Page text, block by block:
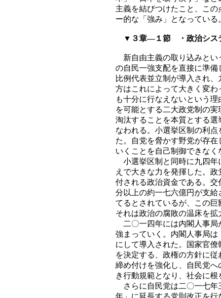
主義を結びつけたこと、こ
ー的な「強み」となっている
▼３章―１節 ・政治シス
新自由主義の取り込みとい
の自民一強支配を直接に準
比例代表並立制が導入され
方はこれによって大きく変
も十分に行なえないという
を可能とする二大政党制の
淘汰することを本質とする
なわれる。小選挙区制の利
た。自党を脅かす野党が存
いくことを自己制御できなく
小選挙区制と同時に九四年
えで大きな力を発揮した。
付される政治資金である。
分以上の約一七六億円が支
てるとされているが、この
それは政治の腐敗の温床を拡
二〇一四年には内閣人事局
強まっていく。内閣人事局
にして導入された。国家官
を決定する、政権の方針に
締め付けを強化し、自民党
き行動規範となり、社会に根
さらに自民党は二〇一七年
年」に延長する党則改正を